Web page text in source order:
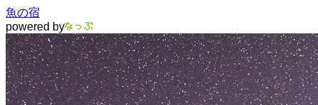
魚の宿
powered by